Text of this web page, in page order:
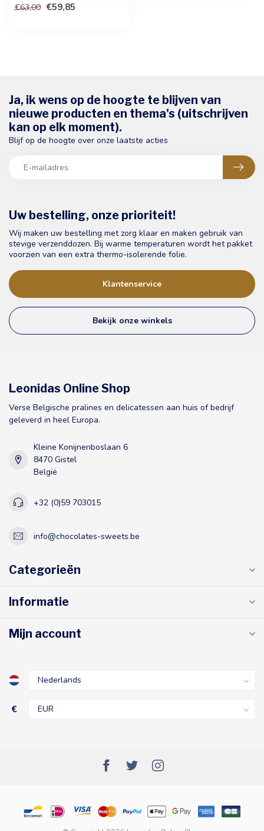
€63,00 €59,85
Uw bestelling, onze prioriteit!
Wij maken uw bestelling met zorg klaar en maken gebruik van
stevige verzenddozen. Bij warme temperaturen wordt het pakket
voorzien van een extra thermo-isolerende folie.
Klantenservice
Bekijk onze winkels
Ja, ik wens op de hoogte te blijven van
nieuwe producten en thema's (uitschrijven
kan op elk moment).
Blijf op de hoogte over onze laatste acties
Leonidas Online Shop
Verse Belgische pralines en delicatessen aan huis of bedrijf
geleverd in heel Europa.
Kleine Konijnenboslaan 6
8470 Gistel
België
+32 (0)59 703015
info@chocolates-sweets.be
Categorieën
Informatie
Mijn account
€